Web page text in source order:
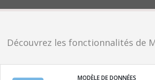
Découvrez les fonctionnalités de
MODÈLE DE DONNÉES